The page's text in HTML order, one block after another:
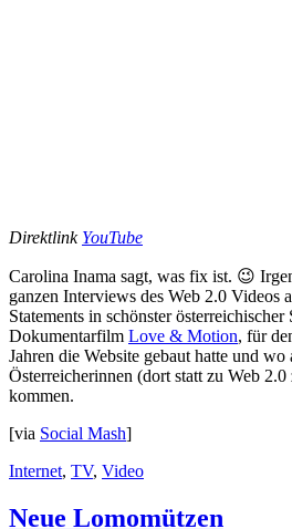
Direktlink YouTube
Carolina Inama sagt, was fix ist. 😉
ganzen Interviews des Web 2.0 Videos
Statements in schönster
Dokumentarfilm Love & Motion, für
Jahren die Website gebaut hatte und
Österreicherinnen (dort statt zu Web
kommen.
[via Social Mash]
Internet, TV, Video
Neue Lomomützen